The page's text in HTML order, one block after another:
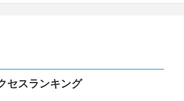
セスランキング